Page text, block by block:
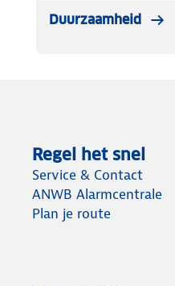
Duurzaamheid
Regel het snel
Service & Contact
ANWB Alarmcentrale
Plan je route